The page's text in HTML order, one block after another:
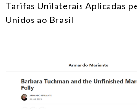
Tarifas Unilaterais Aplicadas
Unidos ao Brasil